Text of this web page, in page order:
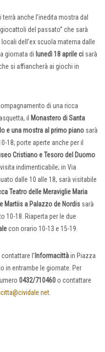
anche l’inedita mostra dal
del passato” che sarà
dell’ex scuola materna dalle
giornata di lunedì 18 aprile ci sarà
si affiancherà ai giochi in
di una ricca
il Monastero di Santa
e una mostra al primo piano sarà
18; porte aperte anche per il
Cristiano e Tesoro del Duomo
indimenticabile; in Via
dalle 10 alle 18, sarà visitabile
Teatro delle Meraviglie Maria
Martiis a Palazzo de Nordis sarà
10-18. Riaperta per le due
con orario 10-13 e 15-19.
l’ Informacittàin Piazza
in entrambe le giornate. Per
0432/710460o contattare